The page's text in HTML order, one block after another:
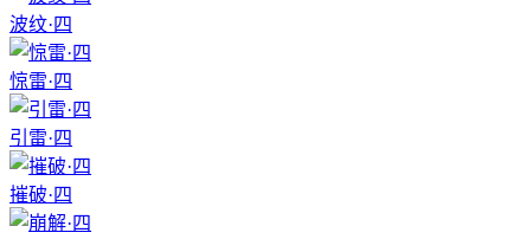
波纹·四
惊雷·四
引雷·四
摧破·四